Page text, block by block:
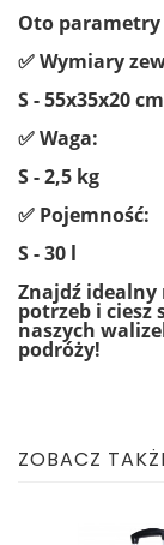
Oto parametry
✅ Wymiary
S - 55x35x20 cm
✅ Waga:
S - 2,5 kg
✅ Pojemność:
S - 30 l
Znajdź idealny
potrzeb i ciesz
naszych
podróży!
ZOBACZ